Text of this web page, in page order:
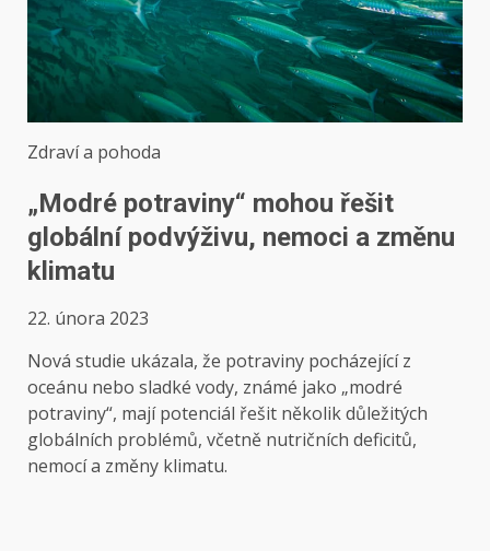
Zdraví a pohoda
„Modré potraviny“ mohou řešit
globální podvýživu, nemoci a změnu
klimatu
22. února 2023
Nová studie ukázala, že potraviny pocházející z
oceánu nebo sladké vody, známé jako „modré
potraviny“, mají potenciál řešit několik důležitých
globálních problémů, včetně nutričních deficitů,
nemocí a změny klimatu.